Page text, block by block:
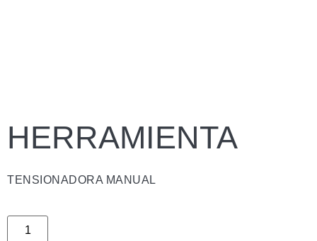
HERRAMIENTA
TENSIONADORA MANUAL